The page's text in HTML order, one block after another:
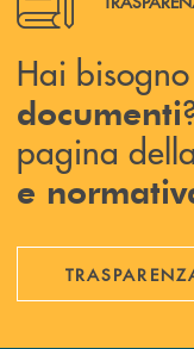
Hai
documenti
pagina della
e